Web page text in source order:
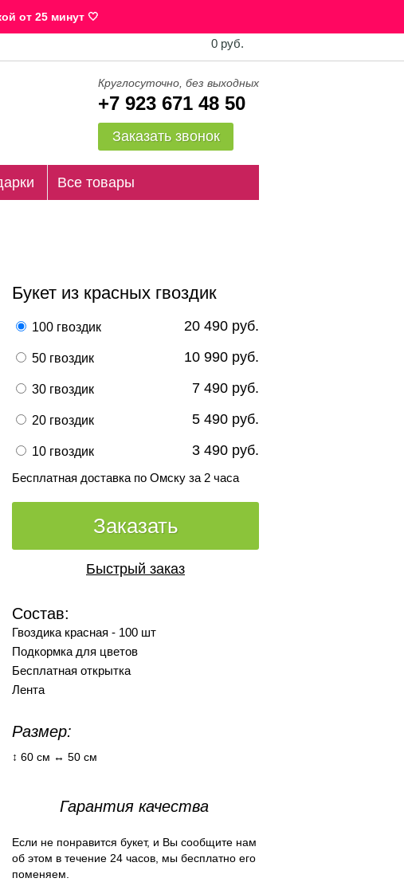
от 25 минут 🤍
0 руб.
Круглосуточно, без выходных
+7 923 671 48 50
Заказать звонок
Все товары
Букет из красных гвоздик
100 гвоздик 20 490 руб.
50 гвоздик 10 990 руб.
30 гвоздик 7 490 руб.
20 гвоздик 5 490 руб.
10 гвоздик 3 490 руб.
Бесплатная доставка по Омску за 2 часа
Заказать
Быстрый заказ
Состав:
Гвоздика красная - 100 шт
Подкормка для цветов
Бесплатная открытка
Лента
Размер:
↕ 60 см ↔ 50 см
Гарантия качества
Если не понравится букет, и Вы сообщите нам
об этом в течение 24 часов, мы бесплатно его
поменяем.